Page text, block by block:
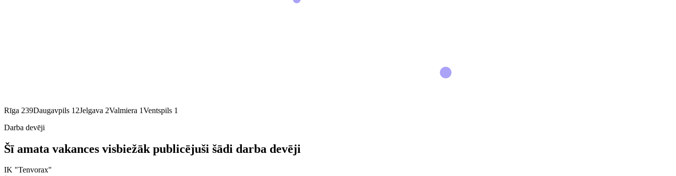
Rīga 239Daugavpils 12Jelgava 2Valmiera 1Ventspils 1
Darba devēji
Šī amata vakances visbiežāk publicējuši šādi darba devēji
IK "Tenvorax"